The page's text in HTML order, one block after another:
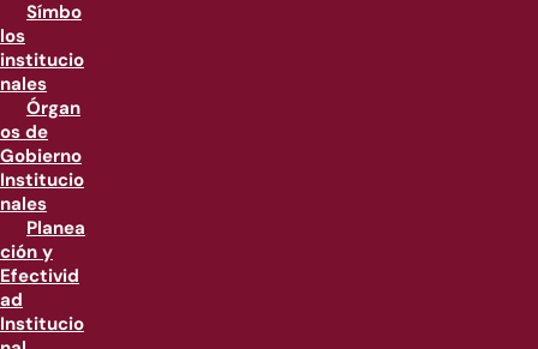
Símbo
los
institucio
nales
Órgan
os de
Gobierno
Institucio
nales
Planea
ción y
Efectivid
ad
Institucio